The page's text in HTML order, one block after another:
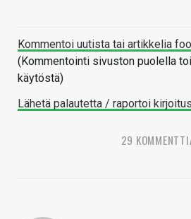
Kommentoi uutista tai artikkelia
(Kommentointi sivuston puolella
käytöstä)
Lähetä palautetta / raportoi
29